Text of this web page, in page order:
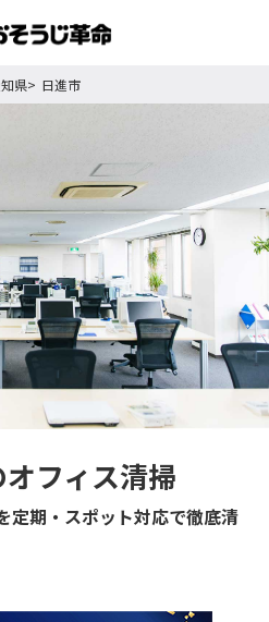
県 日進市
フィス清掃
定期・スポット対応で徹底清